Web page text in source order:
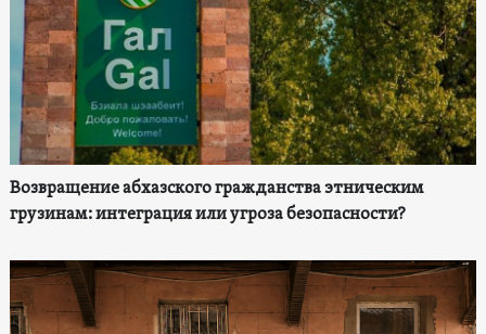
Возвращение абхазского гражданства этническим
грузинам: интеграция или угроза безопасности?